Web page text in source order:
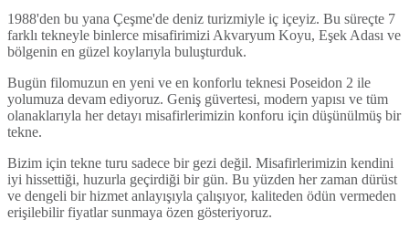
1988'den bu yana Çeşme'de deniz turizmiyle iç içeyiz. Bu süreçte 7
farklı tekneyle binlerce misafirimizi Akvaryum Koyu, Eşek Adası ve
bölgenin en güzel koylarıyla buluşturduk.
Bugün filomuzun en yeni ve en konforlu teknesi Poseidon 2 ile
yolumuza devam ediyoruz. Geniş güvertesi, modern yapısı ve tüm
olanaklarıyla her detayı misafirlerimizin konforu için düşünülmüş bir
tekne.
Bizim için tekne turu sadece bir gezi değil. Misafirlerimizin kendini
iyi hissettiği, huzurla geçirdiği bir gün. Bu yüzden her zaman dürüst
ve dengeli bir hizmet anlayışıyla çalışıyor, kaliteden ödün vermeden
erişilebilir fiyatlar sunmaya özen gösteriyoruz.